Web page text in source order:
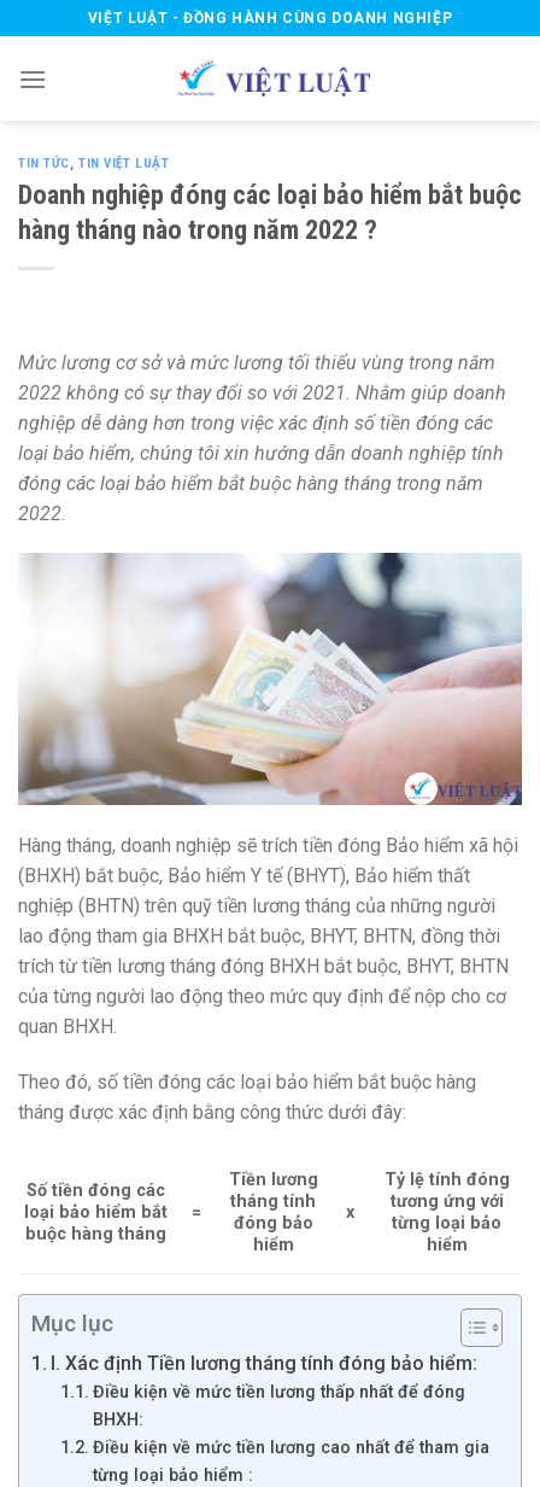
to
content
VIỆT LUẬT - ĐỒNG HÀNH CÙNG DOANH NGHIỆP
TIN TỨC,TIN VIỆT LUẬT
Doanh nghiệp đóng các loại bảo hiểm bắt buộc
hàng tháng nào trong năm 2022 ?
Mức lương cơ sở và mức lương tối thiểu vùng trong năm
2022 không có sự thay đổi so với 2021. Nhằm giúp doanh
nghiệp dễ dàng hơn trong việc xác định số tiền đóng các
loại bảo hiểm, chúng tôi xin hướng dẫn doanh nghiệp tính
đóng các loại bảo hiểm bắt buộc hàng tháng trong năm
2022.
Hàng tháng, doanh nghiệp sẽ trích tiền đóng Bảo hiểm xã hội
(BHXH) bắt buộc, Bảo hiểm Y tế (BHYT), Bảo hiểm thất
nghiệp (BHTN) trên quỹ tiền lương tháng của những người
lao động tham gia BHXH bắt buộc, BHYT, BHTN, đồng thời
trích từ tiền lương tháng đóng BHXH bắt buộc, BHYT, BHTN
của từng người lao động theo mức quy định để nộp cho cơ
quan BHXH.
Theo đó, số tiền đóng các loại bảo hiểm bắt buộc hàng
tháng được xác định bằng công thức dưới đây:
Số tiền đóng các
loại bảo hiểm bắt
buộc hàng tháng
=
Tiền lương
tháng tính
đóng bảo
hiểm
x
Tỷ lệ tính đóng
tương ứng với
từng loại bảo
hiểm
Mục lục
I. Xác định Tiền lương tháng tính đóng bảo hiểm:
Điều kiện về mức tiền lương thấp nhất để đóng
BHXH:
Điều kiện về mức tiền lương cao nhất để tham gia
từng loại bảo hiểm :